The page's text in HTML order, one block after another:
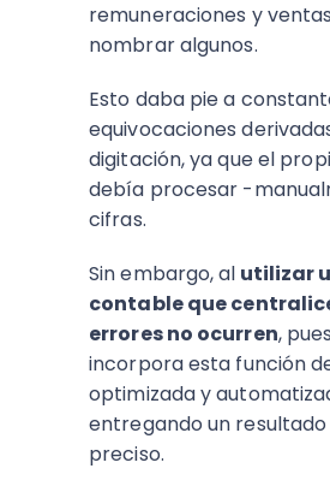
remuneraciones y
nombrar algunos.
Esto daba pie a
equivocaciones
digitación, ya que el
debía procesar -
cifras.
Sin embargo, al utilizar
contable que
errores no ocurren,
incorpora esta función
optimizada y
entregando un
preciso.